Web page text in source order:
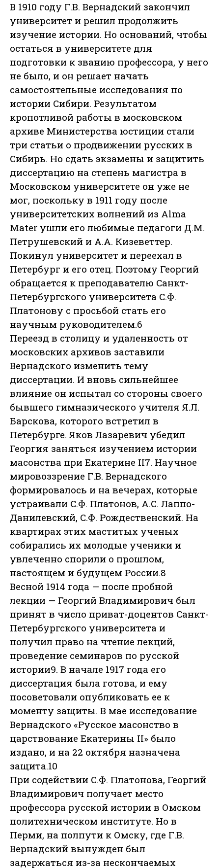
В 1910 году Г.В. Вернадский закончил
университет и решил продолжить
изучение истории. Но оснований, чтобы
остаться в университете для
подготовки к званию профессора, у него
не было, и он решает начать
самостоятельные исследования по
истории Сибири. Результатом
кропотливой работы в московском
архиве Министерства юстиции стали
три статьи о продвижении русских в
Сибирь. Но сдать экзамены и защитить
диссертацию на степень магистра в
Московском университете он уже не
мог, поскольку в 1911 году после
университетских волнений из Alma
Mater ушли его любимые педагоги Д.М.
Петрушевский и А.А. Кизеветтер.
Покинул университет и переехал в
Петербург и его отец. Поэтому Георгий
обращается к преподавателю Санкт-
Петербургского университета С.Ф.
Платонову с просьбой стать его
научным руководителем.6
Переезд в столицу и удаленность от
московских архивов заставили
Вернадского изменить тему
диссертации. И вновь сильнейшее
влияние он испытал со стороны своего
бывшего гимназического учителя Я.Л.
Барскова, которого встретил в
Петербурге. Яков Лазаревич убедил
Георгия заняться изучением истории
масонства при Екатерине II7. Научное
мировоззрение Г.В. Вернадского
формировалось и на вечерах, которые
устраивали С.Ф. Платонов, А.С. Лаппо-
Данилевский, С.Ф. Рождественский. На
квартирах этих маститых ученых
собирались их молодые ученики и
увлеченно спорили о прошлом,
настоящем и будущем России.8
Весной 1914 года — после пробной
лекции — Георгий Владимирович был
принят в число приват-доцентов Санкт-
Петербургского университета и
получил право на чтение лекций,
проведение семинаров по русской
истории9. В начале 1917 года его
диссертация была готова, и ему
посоветовали опубликовать ее к
моменту защиты. В мае исследование
Вернадского «Русское масонство в
царствование Екатерины II» было
издано, и на 22 октября назначена
защита.10
При содействии С.Ф. Платонова, Георгий
Владимирович получает место
профессора русской истории в Омском
политехническом институте. Но в
Перми, на полпути к Омску, где Г.В.
Вернадский вынужден был
задержаться из-за нескончаемых